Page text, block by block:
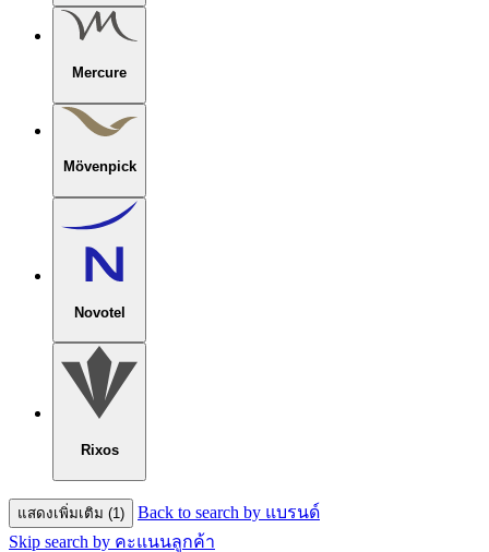
Mercure
Mövenpick
Novotel
Rixos
แสดงเพิ่มเติม (1)
Back to search by แบรนด์
Skip search by คะแนนลูกค้า